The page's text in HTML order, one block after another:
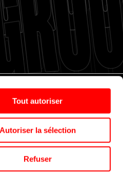
Tout autoriser
Autoriser la sélection
Refuser
agences Espace presse